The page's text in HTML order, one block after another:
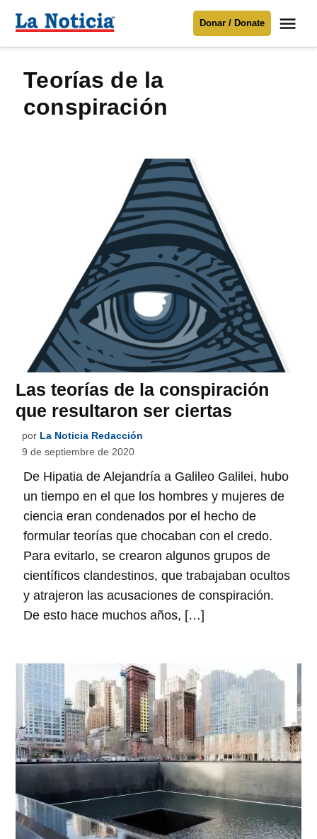
Para mantenerte informado necesitamos
contenido
Noticia
Donar / Donate
Teorías de la
conspiración
Las teorías de la conspiración
que resultaron ser ciertas
por La Noticia Redacción
9 de septiembre de 2020
De Hipatia de Alejandría a Galileo Galilei, hubo
un tiempo en el que los hombres y mujeres de
ciencia eran condenados por el hecho de
formular teorías que chocaban con el credo.
Para evitarlo, se crearon algunos grupos de
científicos clandestinos, que trabajaban ocultos
y atrajeron las acusaciones de conspiración.
De esto hace muchos años, […]